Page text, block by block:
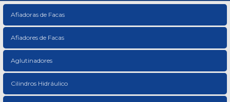
Afiadoras de Facas
Afiadores de Facas
Aglutinadores
Cilindros Hidráulico